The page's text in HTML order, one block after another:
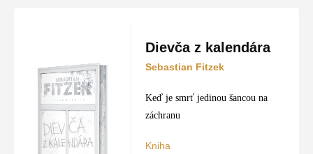
Dievča z kalendára
Sebastian Fitzek
Keď je smrť jedinou šancou na
záchranu
Kniha